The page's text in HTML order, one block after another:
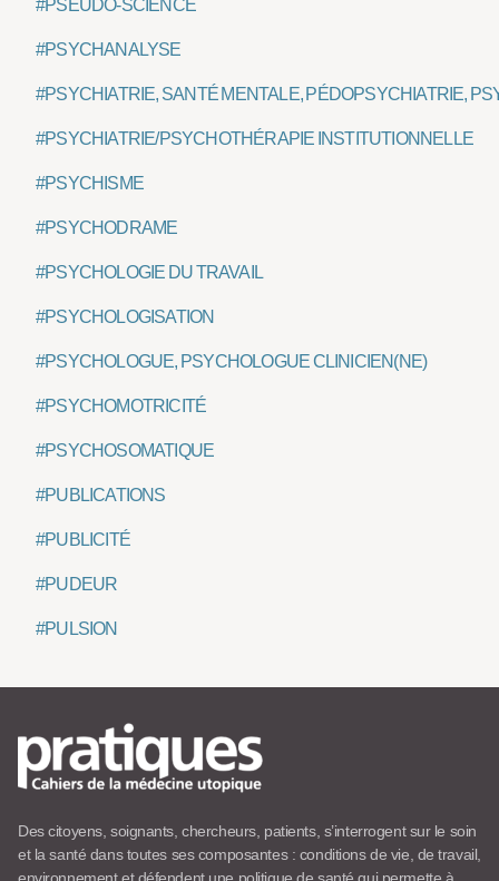
#PSEUDO-SCIENCE
#PSYCHANALYSE
#PSYCHIATRIE, SANTÉ MENTALE, PÉDOPSYCHIATRIE,
#PSYCHIATRIE/PSYCHOTHÉRAPIE INSTITUTIONNELLE
#PSYCHISME
#PSYCHODRAME
#PSYCHOLOGIE DU TRAVAIL
#PSYCHOLOGISATION
#PSYCHOLOGUE, PSYCHOLOGUE CLINICIEN(NE)
#PSYCHOMOTRICITÉ
#PSYCHOSOMATIQUE
#PUBLICATIONS
#PUBLICITÉ
#PUDEUR
#PULSION
Des citoyens, soignants, chercheurs, patients, s’interrogent sur le soin
et la santé dans toutes ses composantes : conditions de vie, de travail,